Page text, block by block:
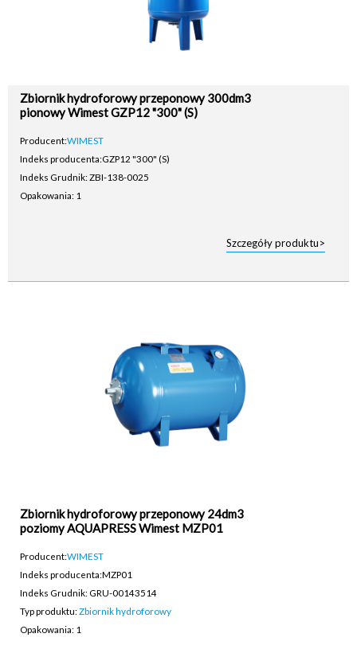
Zbiornik hydroforowy przeponowy 300dm3
pionowy Wimest GZP12 "300" (S)
Producent:WIMEST
Indeks producenta:GZP12 "300" (S)
Indeks Grudnik: ZBI-138-0025
Opakowania: 1
Szczegóły produktu>
Zbiornik hydroforowy przeponowy 24dm3
poziomy AQUAPRESS Wimest MZP01
Producent:WIMEST
Indeks producenta:MZP01
Indeks Grudnik: GRU-00143514
Typ produktu:Zbiornik hydroforowy
Opakowania: 1